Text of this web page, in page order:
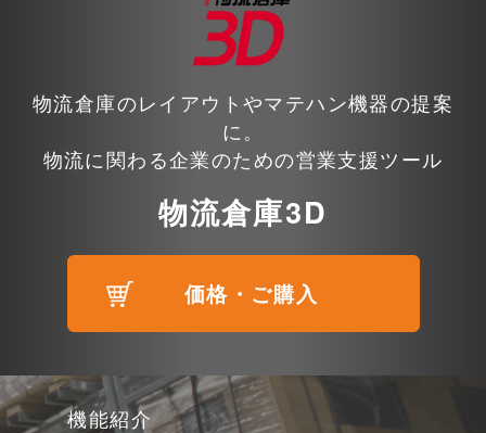
物流倉庫のレイアウトやマテハン機器の提案
に。
物流に関わる企業のための営業支援ツール
物流倉庫3D
価格・ご購入
機能紹介